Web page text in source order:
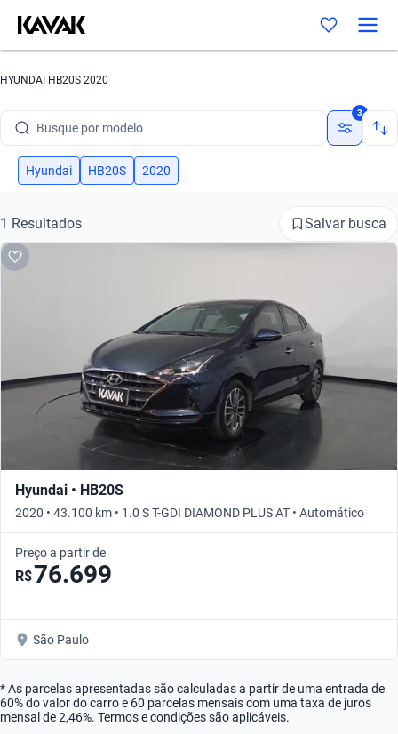
HYUNDAI HB20S 2020
Busque por modelo
Busque por versão
Busque por marca
Busque por ano
3
Hyundai HB20S 2020
1 Resultados Salvar busca
Hyundai • HB20S
2020 • 43.100 km • 1.0 S T-GDI DIAMOND PLUS AT • Automático
Preço a partir de
R$76.699
São Paulo
* As parcelas apresentadas são calculadas a partir de uma entrada de
60% do valor do carro e 60 parcelas mensais com uma taxa de juros
mensal de 2,46%. Termos e condições são aplicáveis.